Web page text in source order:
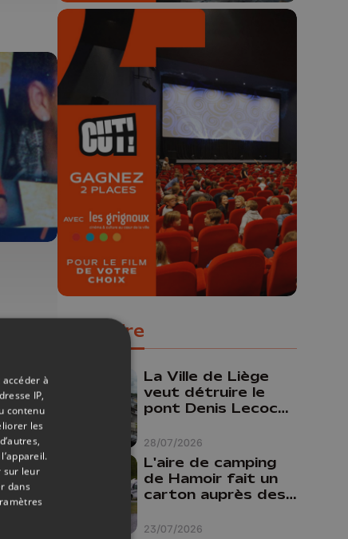
🎬 Concours CUT x
Les Grignoux ✨
Concours permanent - 2 places à
gagner chaque semaine !
Populaire
28/07/2026
La Ville de Liège
veut détruire le
pont Denis Lecocq
budget pour le
faire
23/07/2026
L'aire de camping
de Hamoir fait un
carton auprès des
à
IP,
contenu
les
sur leur
dans